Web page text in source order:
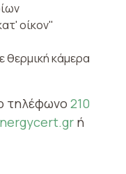
οίκον"
θερμική κάμερα
τηλέφωνο 210
ή